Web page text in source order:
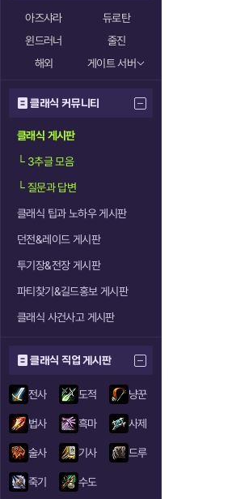
아즈샤라
듀로탄
윈드러너
줄진
해외
게이트 서버
클래식 커뮤니티
클래식 게시판
└3추글 모음
└질문과 답변
클래식 팁과 노하우 게시판
던전&레이드 게시판
투기장&전장 게시판
파티찾기&길드홍보 게시판
클래식 사건사고 게시판
클래식 직업 게시판
전사 도적 냥꾼
법사 흑마 사제
술사 기사 드루
죽기 수도